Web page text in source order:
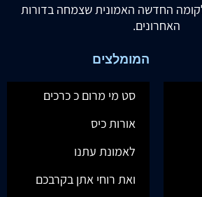
החדשה האמונית שצמחה בדורות
האחרונים.
המומלצים
סט מי מרום כ כרכים
אורות כיס
לאמונת עתנו
ואת רוחי אתן בקרבכם